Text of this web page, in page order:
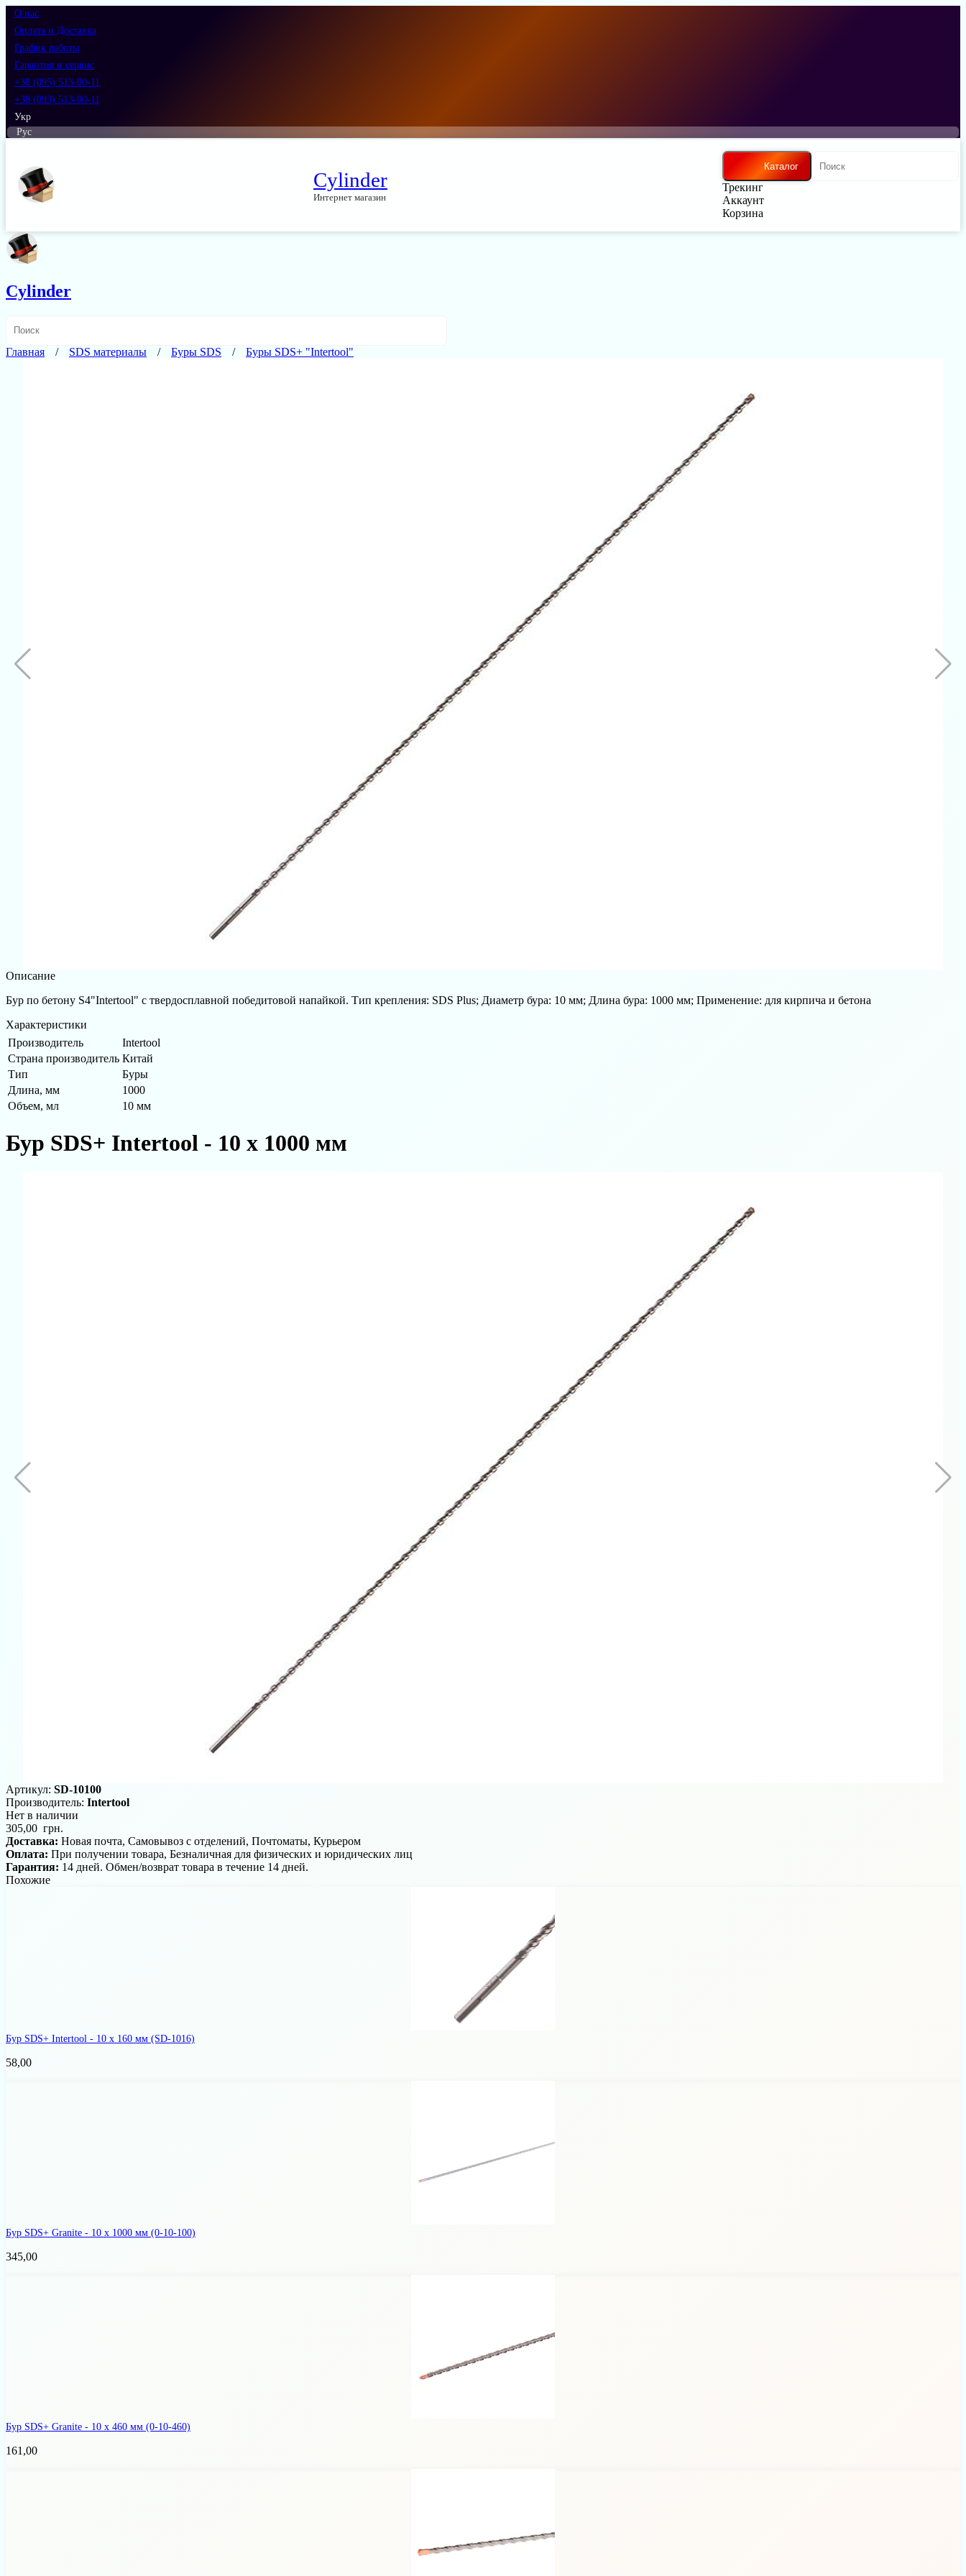
О нас
Оплата и Доставка
График работы
Гарантия и сервис
+38 (095) 513-00-11
+38 (093) 513-00-11
Укр
Рус
Cylinder
Интернет магазин
Каталог
Трекинг
Аккаунт
Корзина
Cylinder
Главная SDS материалы Буры SDS Буры SDS+ "Intertool"
Описание
Бур по бетону S4"Intertool" с твердосплавной победитовой напайкой. Тип крепления: SDS Plus; Диаметр бура: 10 мм; Длина бура: 1000 мм; Применение: для кирпича и бетона
Характеристики
Производитель
Intertool
Страна производитель Китай
Тип
Буры
Длина, мм
1000
Объем, мл
10 мм
Бур SDS+ Intertool - 10 х 1000 мм
Артикул: SD-10100
Производитель: Intertool
Нет в наличии
305,00 грн.
Доставка: Новая почта, Самовывоз с отделений, Почтоматы, Курьером
Оплата: При получении товара, Безналичная для физических и юридических лиц
Гарантия: 14 дней. Обмен/возврат товара в течение 14 дней.
Похожие
Бур SDS+ Intertool - 10 х 160 мм (SD-1016)
58,00
Бур SDS+ Granite - 10 x 1000 мм (0-10-100)
345,00
Бур SDS+ Granite - 10 х 460 мм (0-10-460)
161,00